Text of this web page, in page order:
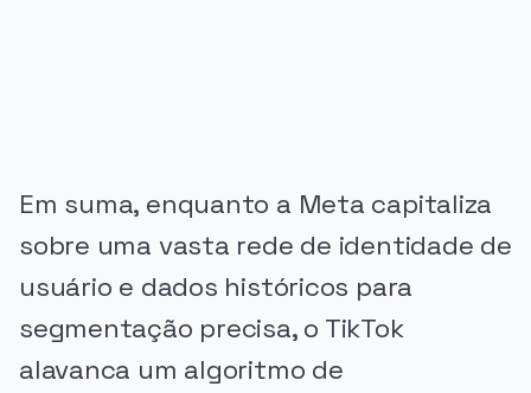
Em suma, enquanto a Meta capitaliza
sobre uma vasta rede de identidade de
usuário e dados históricos para
segmentação precisa, o TikTok
alavanca um algoritmo de